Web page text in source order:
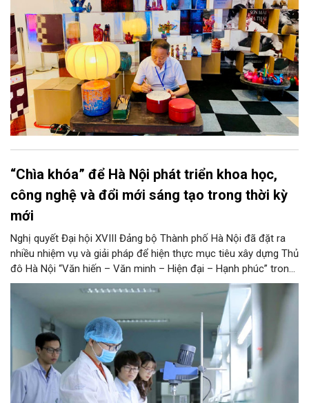
“Chìa khóa” để Hà Nội phát triển khoa học,
công nghệ và đổi mới sáng tạo trong thời kỳ
mới
Nghị quyết Đại hội XVIII Đảng bộ Thành phố Hà Nội đã đặt ra
nhiều nhiệm vụ và giải pháp để hiện thực mục tiêu xây dựng Thủ
đô Hà Nội “Văn hiến – Văn minh – Hiện đại – Hạnh phúc” trong
thời kỳ mới. Trong đó, Hà Nội sẽ thúc đẩy phát triển khoa học,
công nghệ, đổi mới sáng tạo và chuyển đổi số toàn diện trong